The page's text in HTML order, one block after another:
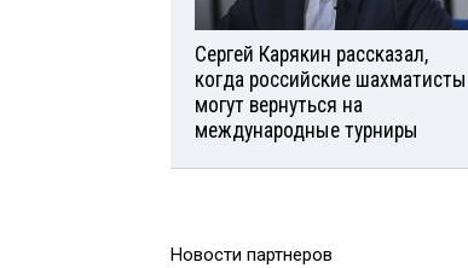
Сергей Карякин рассказал,
когда российские шахматисты
могут вернуться на
международные турниры
Новости партнеров